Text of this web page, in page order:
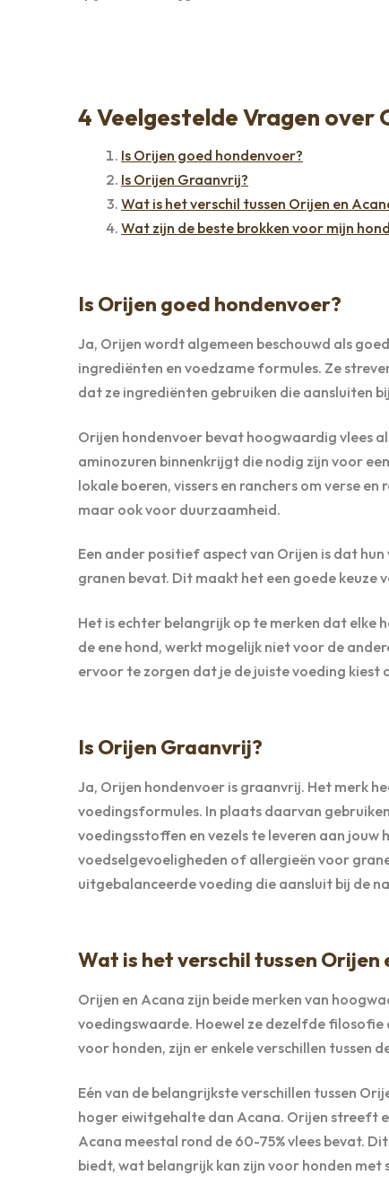
4 Veelgestelde Vragen
Is Orijen goed hondenvoer?
Is Orijen Graanvrij?
Wat is het verschil tussen Orijen en
Wat zijn de beste brokken voor mijn
Is Orijen goed hondenvoer?
Ja, Orijen wordt algemeen beschouwd als
ingrediënten en voedzame formules. Ze
dat ze ingrediënten gebruiken die aansluiten
Orijen hondenvoer bevat hoogwaardig vlees
aminozuren binnenkrijgt die nodig zijn voor
lokale boeren, vissers en ranchers om verse
maar ook voor duurzaamheid.
Een ander positief aspect van Orijen is dat
granen bevat. Dit maakt het een goede
Het is echter belangrijk op te merken dat elke
de ene hond, werkt mogelijk niet voor de
ervoor te zorgen dat je de juiste voeding kiest
Is Orijen Graanvrij?
Ja, Orijen hondenvoer is graanvrij. Het merk
voedingsformules. In plaats daarvan
voedingsstoffen en vezels te leveren aan
voedselgevoeligheden of allergieën voor
uitgebalanceerde voeding die aansluit bij de
Wat is het verschil tussen Orijen
Orijen en Acana zijn beide merken van
voedingswaarde. Hoewel ze dezelfde filosofie
voor honden, zijn er enkele verschillen tussen
Eén van de belangrijkste verschillen tussen
hoger eiwitgehalte dan Acana. Orijen streeft
Acana meestal rond de 60-75% vlees bevat.
biedt, wat belangrijk kan zijn voor honden